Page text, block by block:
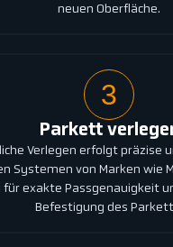
neuen Oberfläche.
3
Parkett
Verlegen erfolgt präzise
Systemen von Marken wie
für exakte Passgenauigkeit
Befestigung des